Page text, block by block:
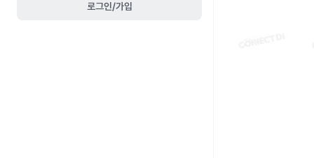
로그인/가입